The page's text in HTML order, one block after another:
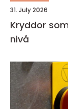
31. July 2026
Kryddor
nivå